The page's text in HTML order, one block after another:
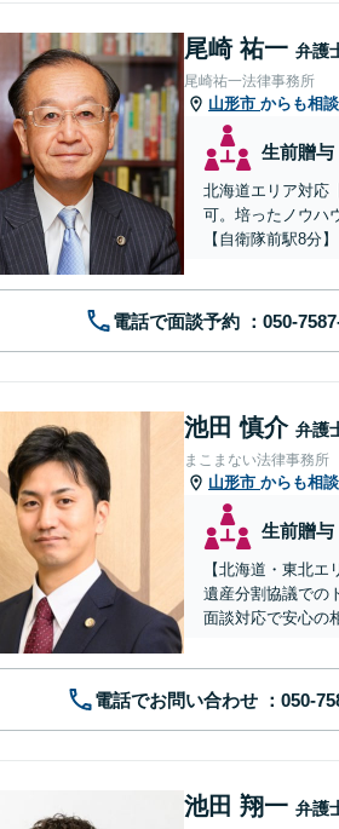
尾崎 祐一 弁護
尾崎祐一法律事務所
山形市 からも相
生前贈与
北海道エリア対応
可。培ったノウハ
【自衛隊前駅8分】
電話で面談予約
池田 慎介 弁護
まこまない法律事務所
山形市 からも相
生前贈与
【北海道・東北
遺産分割協議での
面談対応で安心の
電話でお問い合わせ
池田 翔一 弁護